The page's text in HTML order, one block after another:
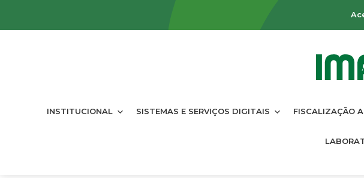
INSTITUCIONAL SISTEMAS E SERVIÇOS DIGITAIS FISCALIZAÇÃO